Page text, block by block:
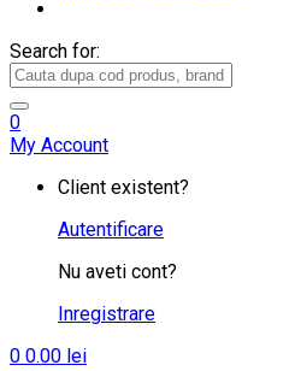
Search for:
0
My Account
Client existent?
Autentificare
Nu aveti cont?
Inregistrare
0 0.00 lei